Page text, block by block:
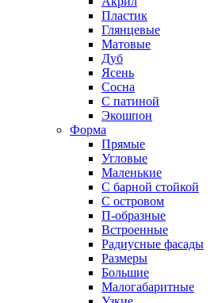
Пластик
Глянцевые
Матовые
Дуб
Ясень
Сосна
С патиной
Экошпон
Форма
Прямые
Угловые
Маленькие
С барной стойкой
С островом
П-образные
Встроенные
Радиусные фасады
Размеры
Большие
Малогабаритные